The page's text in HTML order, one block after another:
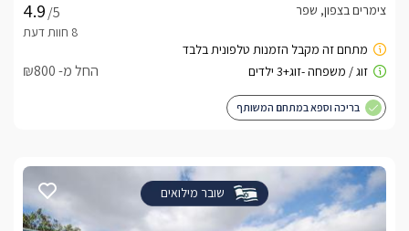
/5
צימרים בצפון, שפר
החל מ- ₪800
בריכה וספא במתחם המשותף
שובר מילואים